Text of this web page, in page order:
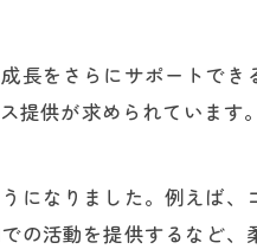
る理由
をさらにサポートでき
提供が求められています
になりました。例えば、
の活動を提供するなど、